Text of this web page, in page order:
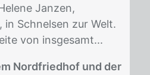
Janzen,
in Schnelsen zur Welt.
von insgesamt...
Nordfriedhof und der